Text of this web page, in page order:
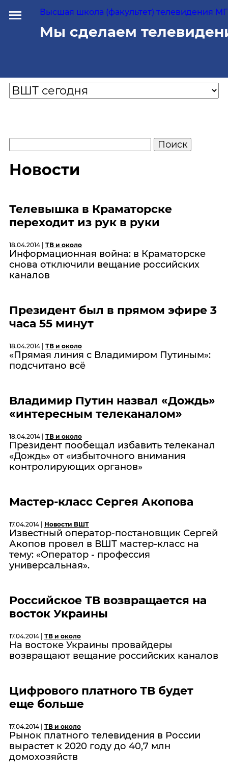
Высшая школа (факультет) телевидения
Мы сделаем
Новости
Телевышка в Краматорске
переходит из рук в руки
18.04.2014 | ТВ и около
Информационная война: в Краматорске
снова отключили вещание российских
каналов
Президент был в прямом эфире 3
часа 55 минут
18.04.2014 | ТВ и около
«Прямая линия с Владимиром Путиным»:
подсчитано всё
Владимир Путин назвал «Дождь»
«интересным телеканалом»
18.04.2014 | ТВ и около
Президент пообещал избавить телеканал
«Дождь» от «избыточного внимания
контролирующих органов»
Мастер-класс Сергея Акопова
17.04.2014 | Новости ВШТ
Известный оператор-постановщик Сергей
Акопов провел в ВШТ мастер-класс на
тему: «Оператор - профессия
универсальная».
Российское ТВ возвращается на
восток Украины
17.04.2014 | ТВ и около
На востоке Украины провайдеры
возвращают вещание российских каналов
Цифрового платного ТВ будет
еще больше
17.04.2014 | ТВ и около
Рынок платного телевидения в России
вырастет к 2020 году до 40,7 млн
домохозяйств